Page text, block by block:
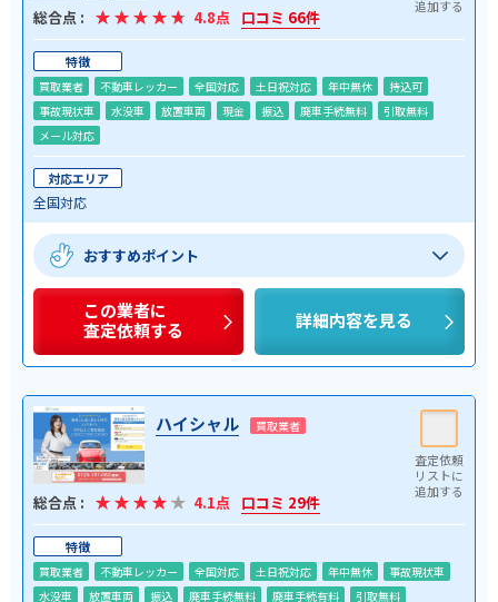
総合点 : 4.8点 口コミ 66件
特徴
買取業者 不動車レッカー 全国対応 土日祝対応 年中無休
持込可
事故現状車
水没車 放置車両 現金 振込 廃車手続無料
引取無料
メール対応
対応エリア
全国対応
おすすめポイント
この業者に
査定依頼する
詳細内容を見る
ハイシャル 買取業者
総合点 : 4.1点 口コミ 29件
特徴
買取業者 不動車レッカー 全国対応 土日祝対応 年中無休
事故現状車
水没車
放置車両 振込 廃車手続無料 廃車手続有料
引取無料